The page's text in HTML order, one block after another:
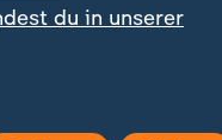
du in unserer